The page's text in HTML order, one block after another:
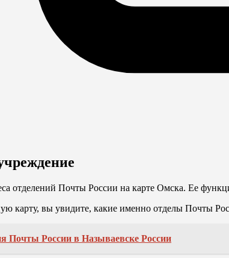
отделений Почты России на карте Омска. Ее
карту, вы увидите, какие именно отделы Почты
Почты России в Называевске России